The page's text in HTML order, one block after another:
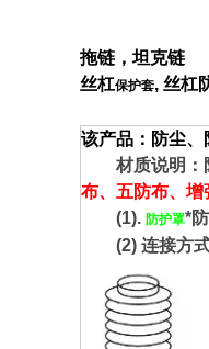
拖链 ，坦克链
丝杠保护套, 丝杠
该产品：防尘
材质说明：防
布、五防布、增
(1). 防护罩*
(2) 连接方式: